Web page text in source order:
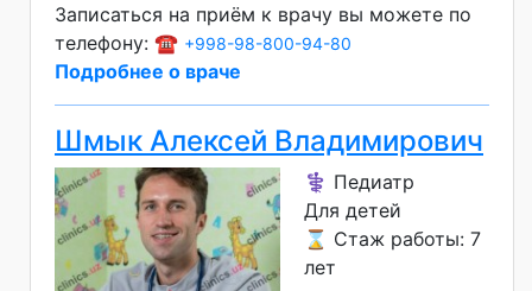
Записаться на приём к врачу вы можете по
телефону: ☎️ +998-98-800-94-80
Подробнее о враче
Шмык Алексей Владимирович
⚕️ Педиатр
Для детей
⌛ Стаж работы: 7
лет